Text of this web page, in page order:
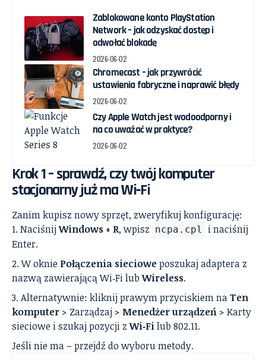
Zablokowane konto PlayStation
Network – jak odzyskać dostęp i
odwołać blokadę
2026-06-02
Chromecast – jak przywrócić
ustawienia fabryczne i naprawić błędy
2026-06-02
Czy Apple Watch jest wodoodporny i
na co uważać w praktyce?
2026-06-02
Krok 1 – sprawdź, czy twój komputer
stacjonarny już ma Wi‑Fi
Zanim kupisz nowy sprzęt, zweryfikuj konfigurację:
NaciśnijWindows + R, wpisz ncpa.cpl
i naciśnij
Enter.
W oknie Połączenia siecioweposzukaj adaptera z
nazwą zawierającą Wi‑Fi lubWireless.
Alternatywnie: kliknij prawym przyciskiem naTen
komputer > Zarządzaj > Menedżer urządzeń > Karty
sieciowe i szukaj pozycji zWi‑Filub 802.11.
Jeśli nie ma – przejdź do wyboru metody.